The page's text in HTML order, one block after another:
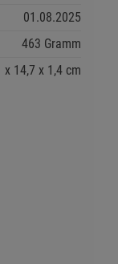
01.08.2025
463 Gramm
14,7 1,4cm